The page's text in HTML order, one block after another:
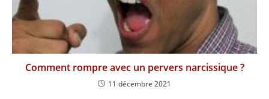
Comment rompre avec un pervers narcissique ?
11 décembre 2021